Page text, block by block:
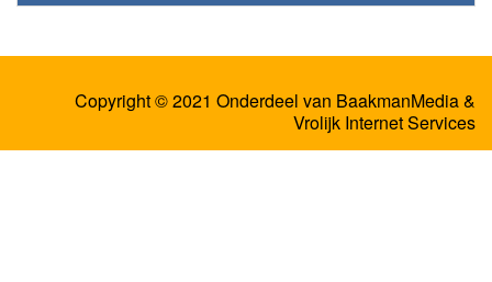
Copyright © 2021 Onderdeel van BaakmanMedia&
Vrolijk Internet Services